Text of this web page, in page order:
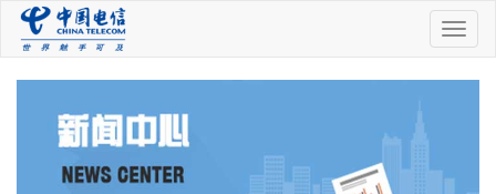
中
国